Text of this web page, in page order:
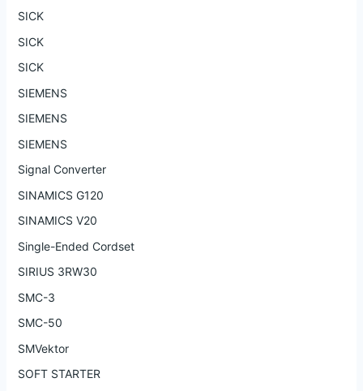
SICK
SICK
SICK
SIEMENS
SIEMENS
SIEMENS
Signal Converter
SINAMICS G120
SINAMICS V20
Single-Ended Cordset
SIRIUS 3RW30
SMC-3
SMC-50
SMVektor
SOFT STARTER